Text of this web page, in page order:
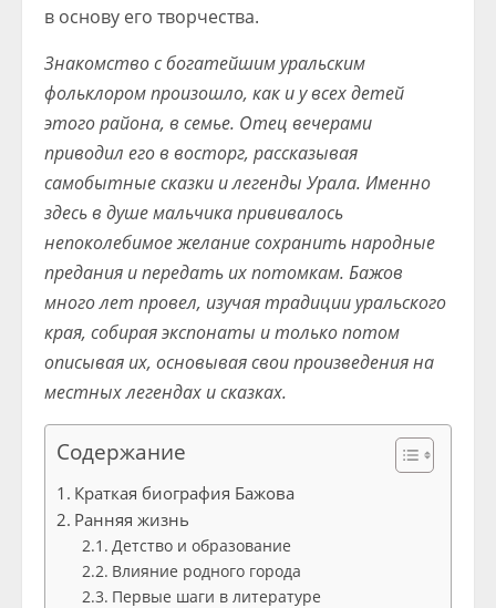
в основу его творчества.
Знакомство с богатейшим уральским
фольклором произошло, как и у всех детей
этого района, в семье. Отец вечерами
приводил его в восторг, рассказывая
самобытные сказки и легенды Урала. Именно
здесь в душе мальчика прививалось
непоколебимое желание сохранить народные
предания и передать их потомкам. Бажов
много лет провел, изучая традиции уральского
края, собирая экспонаты и только потом
описывая их, основывая свои произведения на
местных легендах и сказках.
Содержание
Краткая биография Бажова
Ранняя жизнь
Детство и образование
Влияние родного города
Первые шаги в литературе